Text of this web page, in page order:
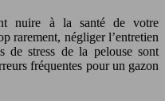
nuire à la santé de votre
rarement, négliger l’entretien
de stress de la pelouse sont
fréquentes pour un gazon